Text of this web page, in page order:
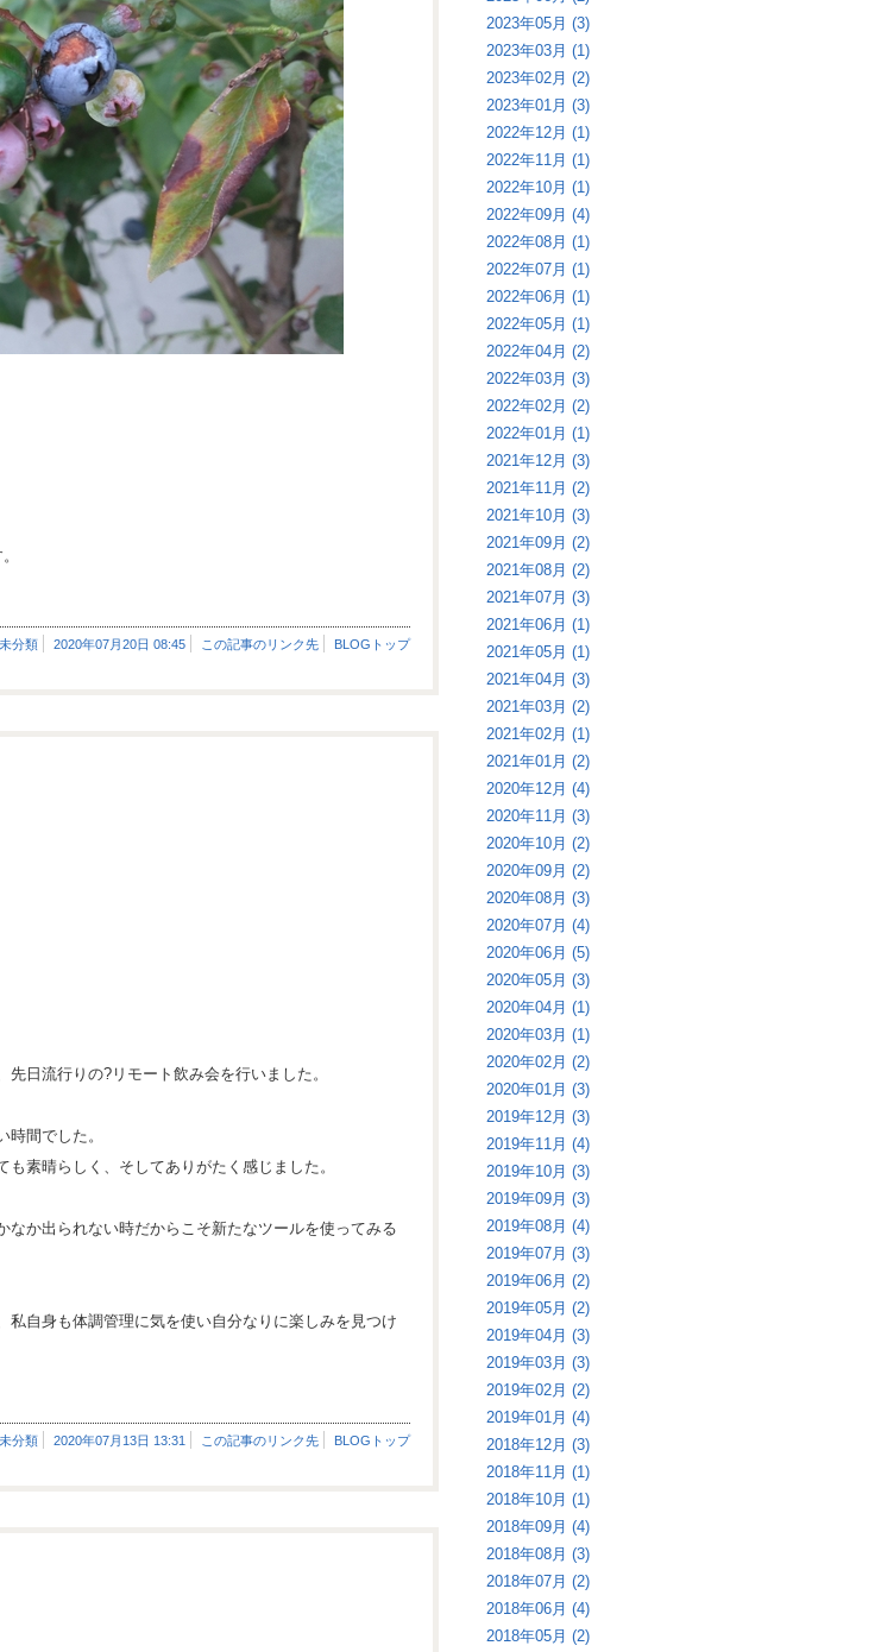
未分類 2020年07月20日 08:45 この記事のリンク先 BLOGトップ
日流行りの?リモート飲み会を行いました。
間でした。
素晴らしく、そしてありがたく感じました。
か出られない時だからこそ新たなツールを使ってみる
自身も体調管理に気を使い自分なりに楽しみを見つけ
未分類 2020年07月13日 13:31 この記事のリンク先 BLOGトップ
2023年05月 (3)
2023年03月 (1)
2023年02月 (2)
2023年01月 (3)
2022年12月 (1)
2022年11月 (1)
2022年10月 (1)
2022年09月 (4)
2022年08月 (1)
2022年07月 (1)
2022年06月 (1)
2022年05月 (1)
2022年04月 (2)
2022年03月 (3)
2022年02月 (2)
2022年01月 (1)
2021年12月 (3)
2021年11月 (2)
2021年10月 (3)
2021年09月 (2)
2021年08月 (2)
2021年07月 (3)
2021年06月 (1)
2021年05月 (1)
2021年04月 (3)
2021年03月 (2)
2021年02月 (1)
2021年01月 (2)
2020年12月 (4)
2020年11月 (3)
2020年10月 (2)
2020年09月 (2)
2020年08月 (3)
2020年07月 (4)
2020年06月 (5)
2020年05月 (3)
2020年04月 (1)
2020年03月 (1)
2020年02月 (2)
2020年01月 (3)
2019年12月 (3)
2019年11月 (4)
2019年10月 (3)
2019年09月 (3)
2019年08月 (4)
2019年07月 (3)
2019年06月 (2)
2019年05月 (2)
2019年04月 (3)
2019年03月 (3)
2019年02月 (2)
2019年01月 (4)
2018年12月 (3)
2018年11月 (1)
2018年10月 (1)
2018年09月 (4)
2018年08月 (3)
2018年07月 (2)
2018年06月 (4)
2018年05月 (2)